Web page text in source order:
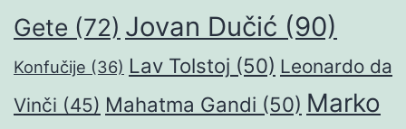
Gete (72) Jovan Dučić (90)
Konfučije (36) Lav Tolstoj (50) Leonardo da
Vinči (45) Mahatma Gandi (50) Marko